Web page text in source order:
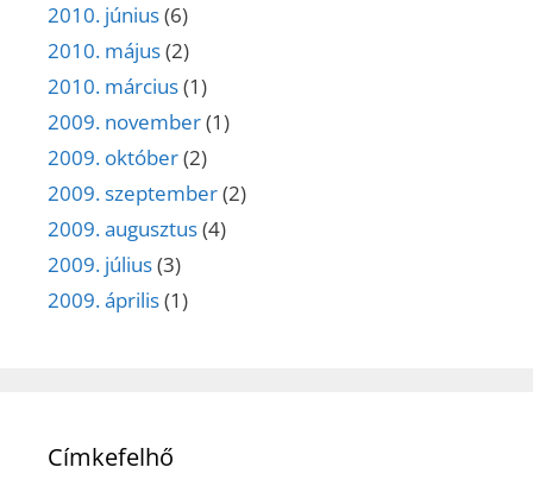
2010. június(6)
2010. május(2)
2010. március(1)
2009. november(1)
2009. október(2)
2009. szeptember(2)
2009. augusztus(4)
2009. július(3)
2009. április(1)
Címkefelhő